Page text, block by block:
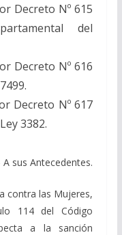
Decreto Nº 615
del
Decreto Nº 616
Decreto Nº 617
3382.
A sus Antecedentes.
las Mujeres,
114 del Código
a la sanción